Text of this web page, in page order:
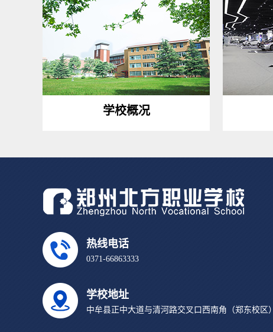
学校概况
热线电话
0371-66863333
学校地址
中牟县正中大道与清河路交叉口西南角（郑东校区）